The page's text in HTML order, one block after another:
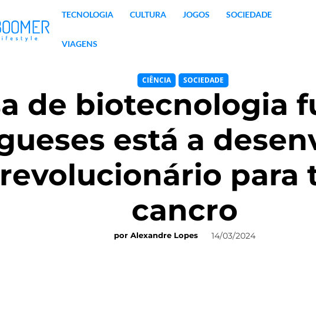
TECNOLOGIA CULTURA JOGOS SOCIEDADE
VIAGENS
CIÊNCIA SOCIEDADE
de biotecnologia
está a
para
cancro
por Alexandre Lopes 14/03/2024